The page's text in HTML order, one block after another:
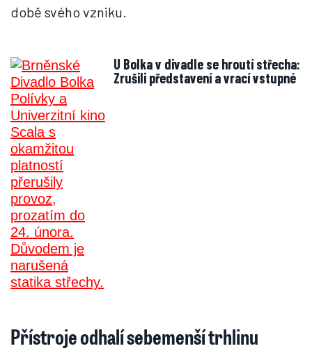
době svého vzniku.
U Bolka v divadle se hroutí střecha:
Zrušili představení a vrací vstupné
Přístroje odhalí sebemenší trhlinu